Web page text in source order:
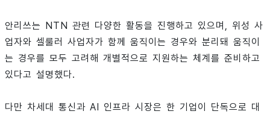
안리쓰는 NTN 관련 다양한 활동을 진행하고 있으며, 위성 사
업자와 셀룰러 사업자가 함께 움직이는 경우와 분리돼 움직이
는 경우를 모두 고려해 개별적으로 지원하는 체계를 준비하고
있다고 설명했다.
다만 차세대 통신과 AI 인프라 시장은 한 기업이 단독으로 대